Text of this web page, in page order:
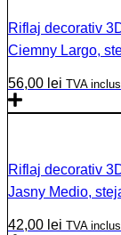
Riflaj decorativ
Ciemny Largo,
56,00 lei TVA inclus
Riflaj decorativ
Jasny Medio,
42,00 lei TVA inclus